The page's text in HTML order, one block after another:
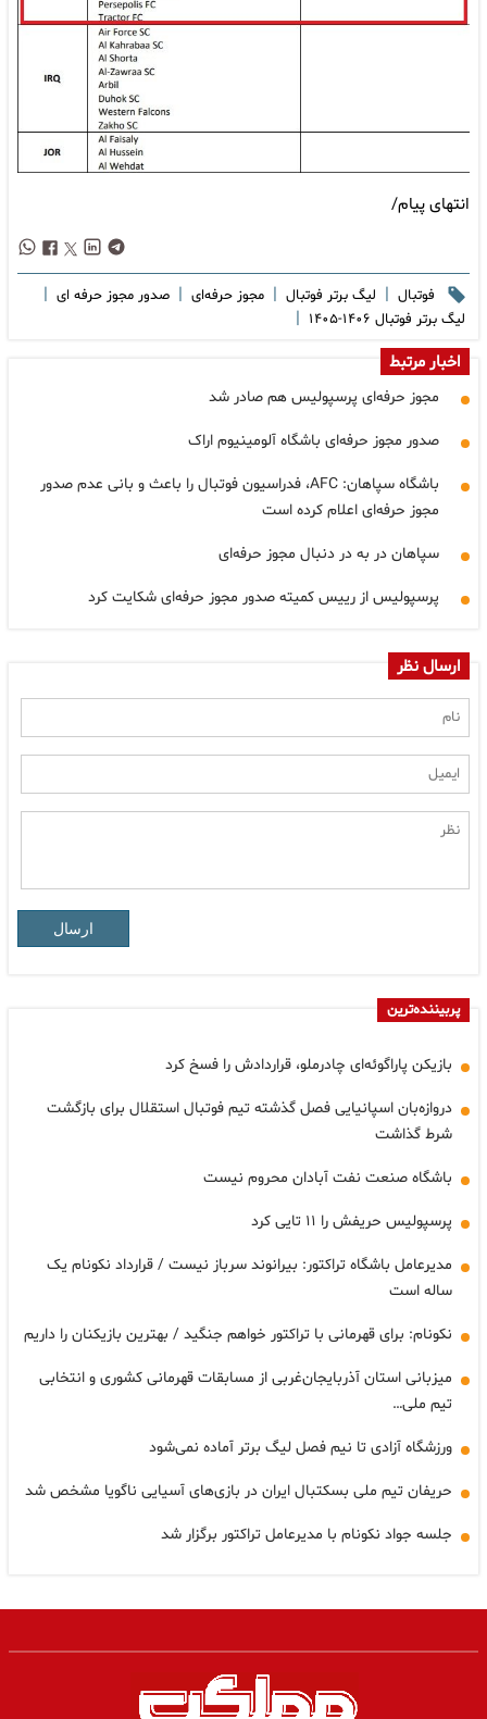
انتهای پیام/
فوتبال | لیگ برتر فوتبال | مجوز حرفه‌ای | صدور مجوز حرفه ای |
لیگ برتر فوتبال ۱۴۰۶-۱۴۰۵ |
اخبار مرتبط
مجوز حرفه‌ای پرسپولیس هم صادر شد
صدور مجوز حرفه‌ای باشگاه آلومینیوم اراک
باشگاه سپاهان: AFC، فدراسیون فوتبال را باعث و بانی عدم صدور
مجوز حرفه‌ای اعلام کرده است
سپاهان در به در دنبال مجوز حرفه‌ای
پرسپولیس از رییس کمیته صدور مجوز حرفه‌ای شکایت کرد
ارسال نظر
ارسال
پربیننده‌ترین
بازیکن پاراگوئه‌ای چادرملو، قراردادش را فسخ کرد
دروازه‌بان اسپانیایی فصل گذشته تیم فوتبال استقلال برای بازگشت
شرط گذاشت
باشگاه صنعت نفت آبادان محروم نیست
پرسپولیس حریفش را ۱۱ تایی کرد
مدیرعامل باشگاه تراکتور: بیرانوند سرباز نیست / قرارداد نکونام یک
ساله است
نکونام: برای قهرمانی با تراکتور خواهم جنگید / بهترین بازیکنان را داریم
میزبانی استان آذربایجان‌غربی از مسابقات قهرمانی کشوری و انتخابی
تیم ملی…
ورزشگاه آزادی تا نیم فصل لیگ برتر آماده نمی‌شود
حریفان تیم ملی بسکتبال ایران در بازی‌های آسیایی ناگویا مشخص شد
جلسه جواد نکونام با مدیرعامل تراکتور برگزار شد